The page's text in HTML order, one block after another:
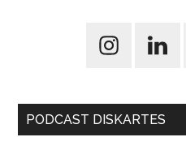
PODCAST DISKARTES